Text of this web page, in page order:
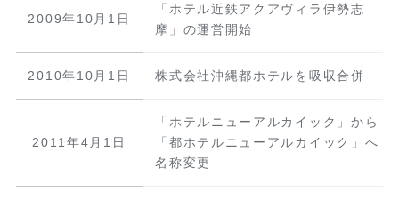
2009年10月1日
「ホテル近鉄アクアヴィラ伊勢志
摩」の運営開始
2010年10月1日 株式会社沖縄都ホテルを吸収合併
2011年4月1日
「ホテルニューアルカイック」から
「都ホテルニューアルカイック」へ
名称変更